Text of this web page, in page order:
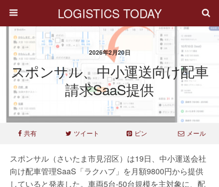
LOGISTICS TODAY
2026年2月20日
スポンサル、中小運送向け配車
請求SaaS提供
共有 ツイート ピン メール
スポンサル（さいたま市見沼区）は19日、中小運送会社
向け配車管理SaaS「ラクハブ」を月額9800円から提供
していると発表した。車両5台-50台規模を主対象に、配